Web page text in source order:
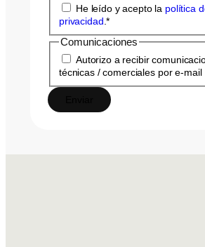
He leído y acepto la política
privacidad.*
Comunicaciones
Autorizo a recibir
técnicas / comerciales por e-mail